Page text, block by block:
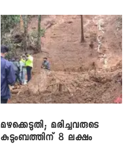
മഴക്കെടുതി; മരിച്ചവരുടെ
കുടുംബത്തിന് 8 ലക്ഷം